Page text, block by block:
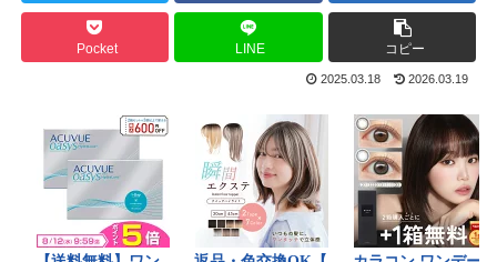
Pocket LINE コピー
2025.03.18 2026.03.19